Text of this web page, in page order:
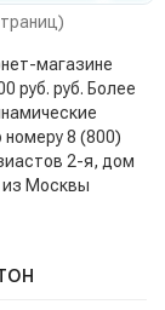
магазине
руб. руб. Более
8 (800)
2-я, дом
из Москвы